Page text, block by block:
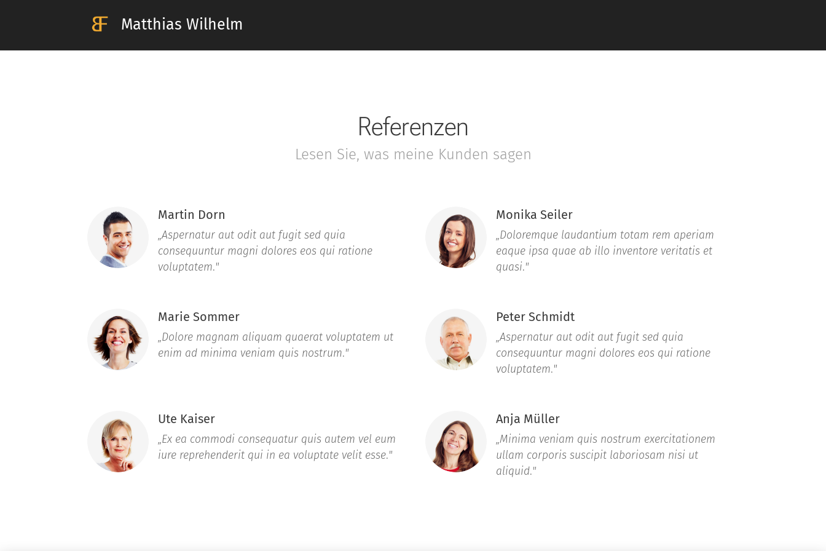
Matthias Wilhelm
Referenzen
Lesen Sie, was meine Kunden sagen
Martin Dorn
„Aspernatur aut odit aut fugit sed quia
consequuntur magni dolores eos qui ratione
voluptatem."
Monika Seiler
„Doloremque laudantium totam rem aperiam
eaque ipsa quae ab illo inventore veritatis et
quasi."
Marie Sommer
„Dolore magnam aliquam quaerat voluptatem ut
enim ad minima veniam quis nostrum."
Peter Schmidt
„Aspernatur aut odit aut fugit sed quia
consequuntur magni dolores eos qui ratione
voluptatem."
Ute Kaiser
„Ex ea commodi consequatur quis autem vel eum
iure reprehenderit qui in ea voluptate velit esse."
Anja Müller
„Minima veniam quis nostrum exercitationem
ullam corporis suscipit laboriosam nisi ut
aliquid."